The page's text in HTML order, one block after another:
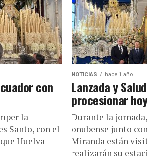
con
la
Santo, con el
Huelva
NOTICIAS hace 1 año
Lanzada y
procesionar
Durante la
onubense junto
Miranda están
realizarán su